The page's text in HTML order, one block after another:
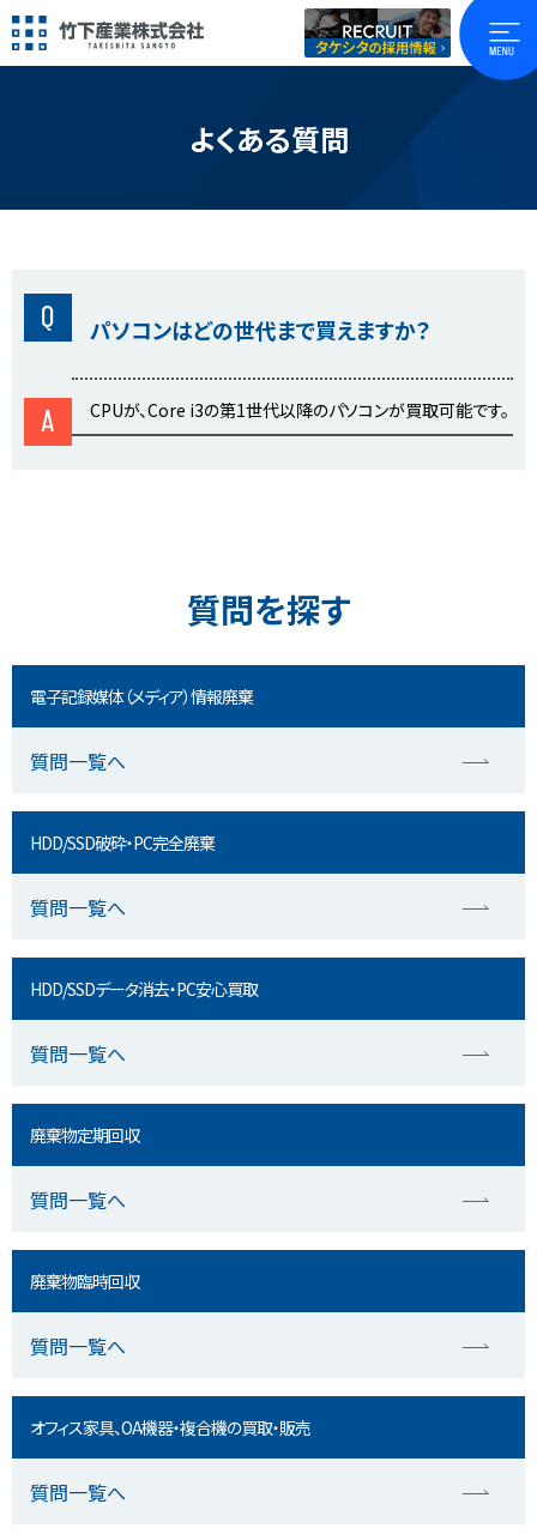
よくある質問
Q パソコンはどの世代まで買えますか？
A CPUが、Core i3の第1世代以降のパソコンが買取可能です。
質問を探す
電子記録媒体（メディア）情報廃棄
質問一覧へ
HDD/SSD破砕・PC完全廃棄
質問一覧へ
HDD/SSDデータ消去・PC安心買取
質問一覧へ
廃棄物定期回収
質問一覧へ
廃棄物臨時回収
質問一覧へ
オフィス家具、OA機器・複合機の買取・販売
質問一覧へ